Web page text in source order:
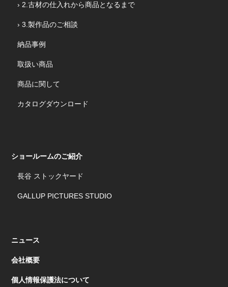
› 2.古材の仕入れから商品となるまで
› 3.製作品のご相談
納品事例
取扱い商品
商品に関して
カタログダウンロード
ショールームのご紹介
長谷 ストックヤード
GALLUP PICTURES STUDIO
ニュース
会社概要
個人情報保護法について